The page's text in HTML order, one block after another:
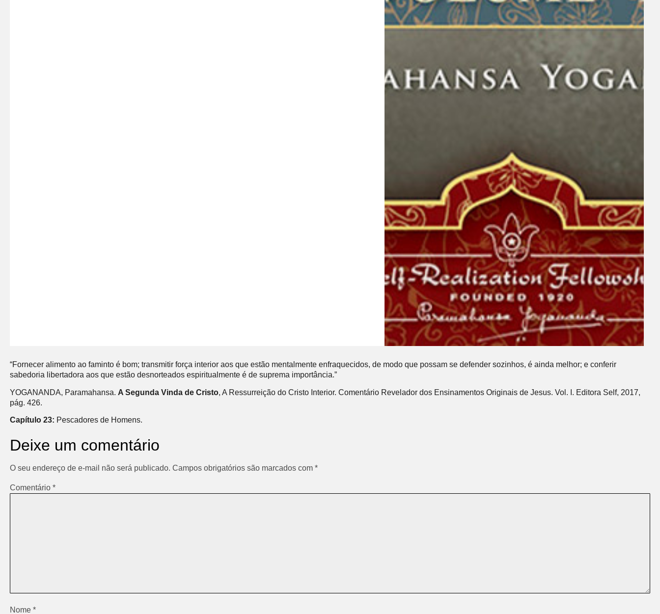
“Fornecer alimento ao faminto é bom; transmitir força interior aos que estão mentalmente enfraquecidos, de modo que possam se defender sozinhos, é ainda melhor; e conferir
sabedoria libertadora aos que estão desnorteados espiritualmente é de suprema importância.”
YOGANANDA, Paramahansa. A Segunda Vinda de Cristo, A Ressurreição do Cristo Interior. Comentário Revelador dos Ensinamentos Originais de Jesus. Vol. I. Editora Self, 2017,
pág. 426.
Capítulo 23: Pescadores de Homens.
Deixe um comentário
O seu endereço de e-mail não será publicado. Campos obrigatórios são marcados com *
Comentário *
Nome *